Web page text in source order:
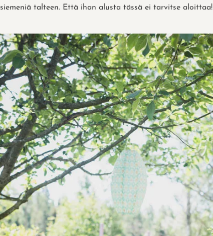
siemeniä talteen. Että ihan alusta tässä ei tarvitse aloittaa!